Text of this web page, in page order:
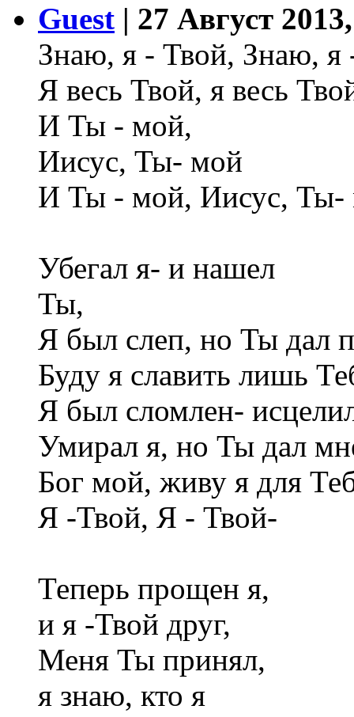
Guest | 27 Август
Знаю, я - Твой, Знаю, я
Я весь Твой, я весь
И Ты - мой,
Иисус, Ты- мой
И Ты - мой, Иисус, Ты-
Убегал я- и нашел
Ты,
Я был слеп, но Ты дал
Буду я славить лишь
Я был сломлен-
Умирал я, но Ты дал
Бог мой, живу я для
Я -Твой, Я - Твой-
Теперь прощен я,
и я -Твой друг,
Меня Ты принял,
я знаю, кто я